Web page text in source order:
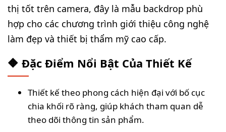
thị tốt trên camera, đây là mẫu backdrop phù
hợp cho các chương trình giới thiệu công nghệ
làm đẹp và thiết bị thẩm mỹ cao cấp.
🔶 Đặc Điểm Nổi Bật Của Thiết Kế
Thiết kế theo phong cách hiện đại với bố cục
chia khối rõ ràng, giúp khách tham quan dễ
theo dõi thông tin sản phẩm.